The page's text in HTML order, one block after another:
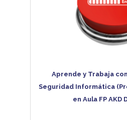
Aprende y Trabaja
Seguridad Informática
en Aula FP AKD